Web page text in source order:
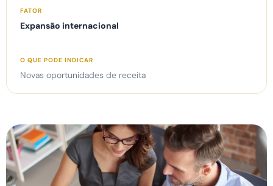
Expansão internacional
Novas oportunidades de receita